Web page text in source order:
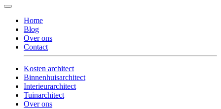
Home
Blog
Over ons
Contact
Kosten architect
Binnenhuisarchitect
Interieurarchitect
Tuinarchitect
Over ons